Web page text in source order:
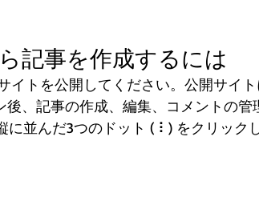
記事を作成するには
イトを公開してください。公開サイ
後、記事の作成、編集、コメントの
に並んだ3つのドット ( ⠇) をクリック